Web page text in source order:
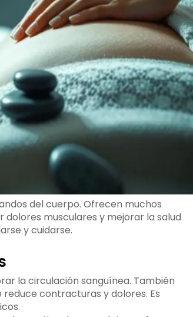
del cuerpo. Ofrecen muchos
dolores musculares y mejorar la salud
y cuidarse.
la circulación sanguínea. También
contracturas y dolores. Es